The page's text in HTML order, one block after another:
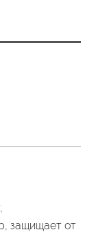
защищает от